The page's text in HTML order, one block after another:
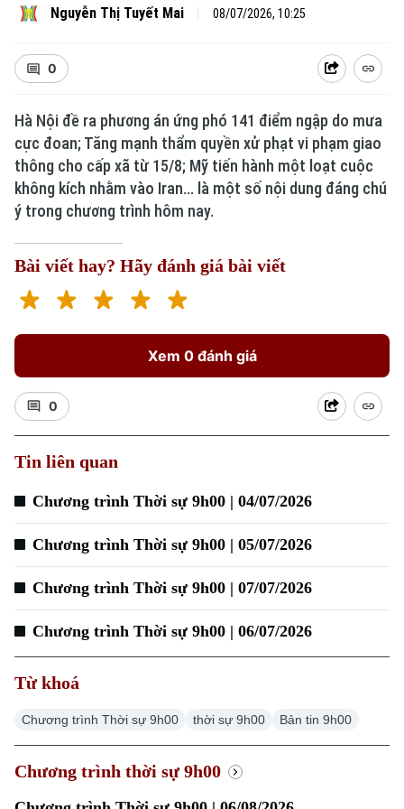
Xu hướng
Chuyên mục
Hà Nội
Xã hội
Hà Nội
Nhịp sống Hà Nội
Thế giới
Nguyễn Thị Tuyết Mai 08/07/2026, 10:25
0
Hà Nội đề ra phương án ứng phó 141 điểm ngập do mưa
cực đoan; Tăng mạnh thẩm quyền xử phạt vi phạm giao
thông cho cấp xã từ 15/8; Mỹ tiến hành một loạt cuộc
không kích nhằm vào Iran... là một số nội dung đáng chú
ý trong chương trình hôm nay.
Bài viết hay? Hãy đánh giá bài viết
Xem 0 đánh giá
0
Tin liên quan
Chương trình Thời sự 9h00 | 04/07/2026
Chương trình Thời sự 9h00 | 05/07/2026
Chương trình Thời sự 9h00 | 07/07/2026
Chương trình Thời sự 9h00 | 06/07/2026
Từ khoá
Chương trình Thời sự 9h00 thời sự 9h00 Bản tin 9h00
Chương trình thời sự 9h00